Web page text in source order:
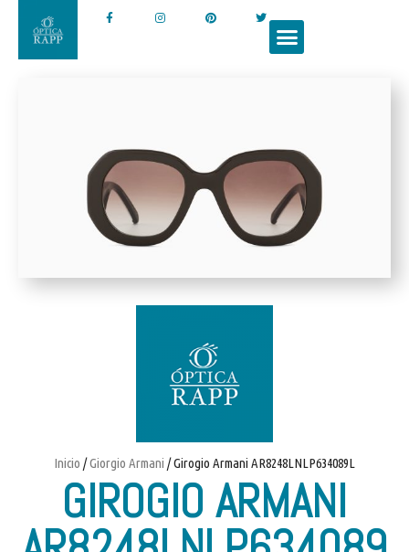
Inicio /Giorgio Armani / Girogio Armani AR8248LNLP634089L
GIROGIO ARMANI